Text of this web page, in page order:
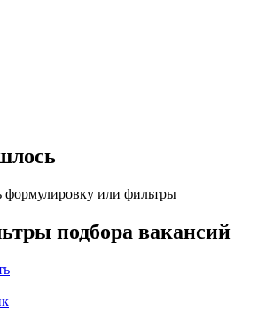
формулировку или фильтры
подбора вакансий